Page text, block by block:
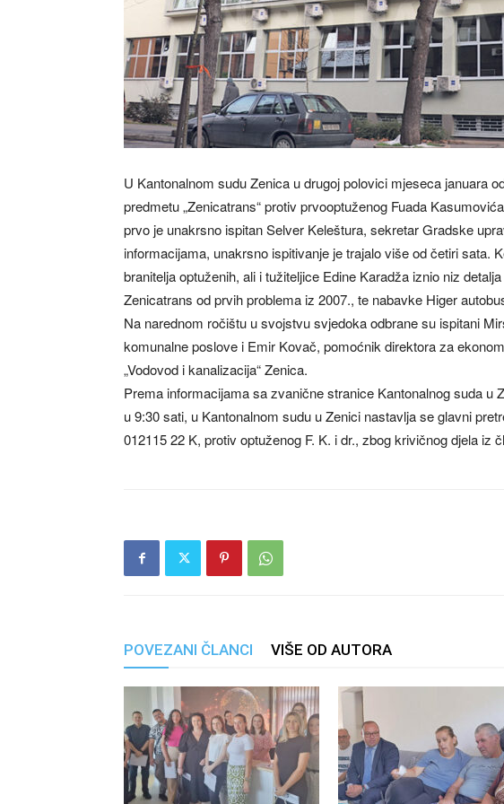
U Kantonalnom sudu Zenica u drugoj polovici mjeseca januara
predmetu „Zenicatrans“ protiv prvooptuženog Fuada
prvo je unakrsno ispitan Selver Keleštura, sekretar Gradske
informacijama, unakrsno ispitivanje je trajalo više od četiri sata.
branitelja optuženih, ali i tužiteljice Edine Karadža iznio niz
Zenicatrans od prvih problema iz 2007., te nabavke Higer
Na narednom ročištu u svojstvu svjedoka odbrane su ispitani
komunalne poslove i Emir Kovač, pomoćnik direktora za
„Vodovod i kanalizacija“ Zenica.
Prema informacijama sa zvanične stranice Kantonalnog suda u
u 9:30 sati, u Kantonalnom sudu u Zenici nastavlja se glavni
012115 22 K, protiv optuženog F. K. i dr., zbog krivičnog djela iz
POVEZANI ČLANCI VIŠE OD AUTORA